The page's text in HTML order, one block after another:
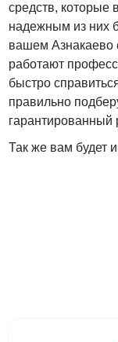
средств, которые
надежным из них
вашем Азнакаево
работают
быстро
правильно
гарантированный
Так же вам будет